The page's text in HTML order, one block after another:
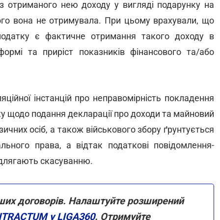
отриманого нею доходу у вигляді подарунку на
вона не отримувала. При цьому врахували, що
є фактичне отримання такого доходу в
та приріст показників фінансового та/або
інстанцій про неправомірність покладення
подання декларації про доходи та майновий
осіб, а також військового збору ґрунтується
права, а відтак податкові повідомлення-
скасуванню.
договорів. Налаштуйте розширений
у LIGA360. Отримуйте